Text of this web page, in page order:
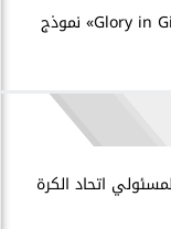
سامر شقير: بطولة «Glory in Giza» نموذج
اتحاد الكرة